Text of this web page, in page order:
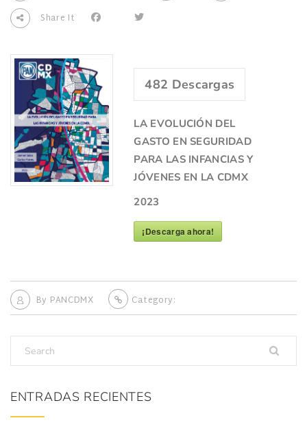
Share It
482 Descargas
LA EVOLUCIÓN DEL
GASTO EN SEGURIDAD
PARA LAS INFANCIAS Y
JÓVENES EN LA CDMX
2023
¡Descarga ahora!
By PANCDMX Category:
ENTRADAS RECIENTES